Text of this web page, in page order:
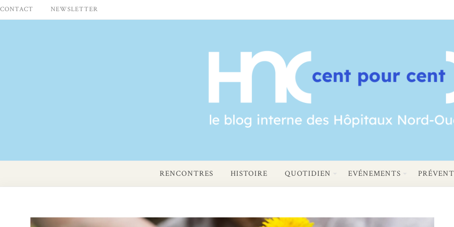
Skip
to
CONTACT NEWSLETTER
RENCONTRES HISTOIRE QUOTIDIEN EVÉNEMENTS